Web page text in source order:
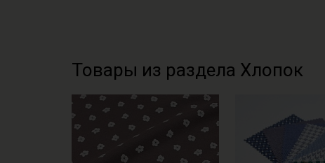
Товары из раздела Хлопок